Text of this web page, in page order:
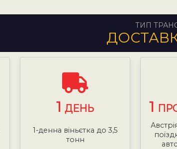
ТИП
1ДЕНЬ
1-денна віньєтка до 3,5
тонн
1